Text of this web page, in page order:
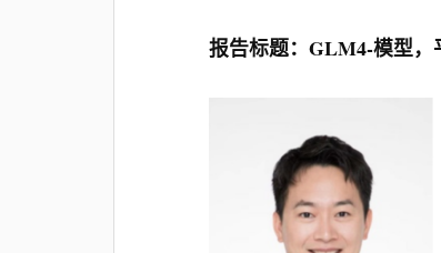
报告标题：GLM4-模型，